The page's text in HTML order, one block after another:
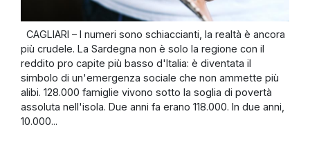
CAGLIARI – I numeri sono schiaccianti, la realtà è ancora
più crudele. La Sardegna non è solo la regione con il
reddito pro capite più basso d'Italia: è diventata il
simbolo di un'emergenza sociale che non ammette più
alibi. 128.000 famiglie vivono sotto la soglia di povertà
assoluta nell'isola. Due anni fa erano 118.000. In due anni,
10.000...